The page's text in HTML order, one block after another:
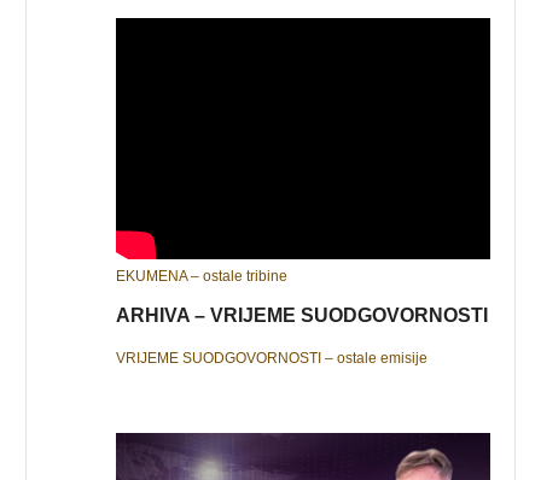
EKUMENA – ostale tribine
ARHIVA – VRIJEME SUODGOVORNOSTI
VRIJEME SUODGOVORNOSTI – ostale emisije